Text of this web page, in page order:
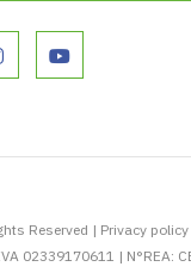
Reserved | Privacy policy
02339170611 | N°REA: